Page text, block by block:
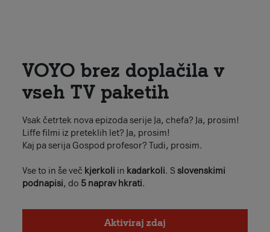
VOYO brez doplačila v
vseh TV paketih
Vsak četrtek nova epizoda serije Ja, chefa? Ja, prosim!
Liffe filmi iz preteklih let? Ja, prosim!
Kaj pa serija Gospod profesor? Tudi, prosim.
Vse to in še več kjerkoli in kadarkoli. S slovenskimi
podnapisi, do 5 naprav hkrati.
Aktiviraj zdaj